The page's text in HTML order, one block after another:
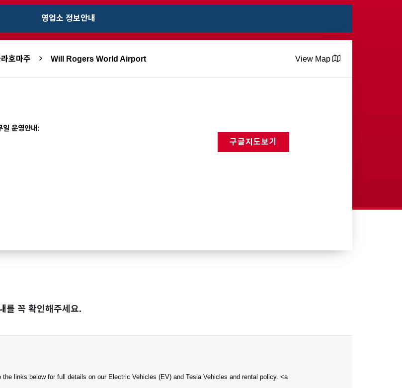
영업소 정보안내
호마주 Will Rogers World Airport View Map
일 운영안내:
구글지도보기
를 꼭 확인해주세요.
the links below for full details on our Electric Vehicles (EV) and Tesla Vehicles and rental policy. <a